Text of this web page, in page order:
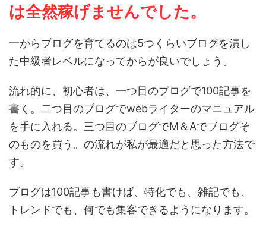
は全然稼げませんでした。
一からブログを育てるのは5つくらいブログを潰し
た中級者レベルになってからが良いでしょう。
流れ的に、初心者は、一つ目のブログで100記事を
書く。二つ目のブログでwebライターのマニュアル
を手に入れる。三つ目のブログでM＆Aでブログそ
のものを買う。の流れが私が最適だと思った方法で
す。
ブログは100記事も書けば、特化でも、雑記でも、
トレンドでも、何でも集客できるようになります。